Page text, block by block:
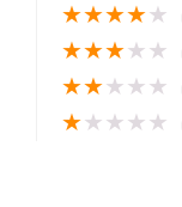
★★★★★
★★★★★
★★★★★
★★★★★